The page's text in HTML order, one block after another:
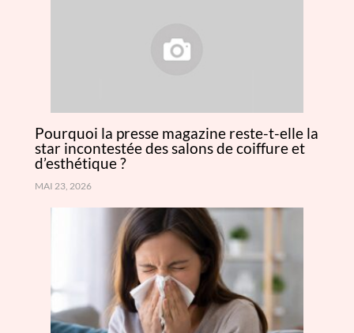
Pourquoi la presse magazine reste-t-elle la
star incontestée des salons de coiffure et
d’esthétique ?
MAI 23, 2026